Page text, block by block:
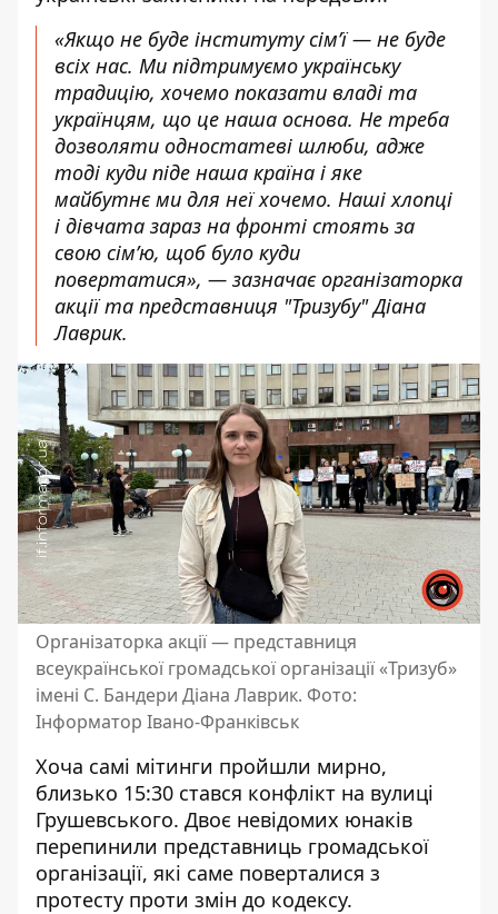
«Якщо не буде інституту сім’ї — не буде
всіх нас. Ми підтримуємо українську
традицію, хочемо показати владі та
українцям, що це наша основа. Не треба
дозволяти одностатеві шлюби, адже
тоді куди піде наша країна і яке
майбутнє ми для неї хочемо. Наші хлопці
і дівчата зараз на фронті стоять за
свою сім’ю, щоб було куди
повертатися», — зазначає організаторка
акції та представниця "Тризубу" Діана
Лаврик.
Організаторка акції — представниця
всеукраїнської громадської організації «Тризуб»
імені С. Бандери Діана Лаврик. Фото:
Інформатор Івано-Франківськ
Хоча самі мітинги пройшли мирно,
близько 15:30 стався конфлікт на вулиці
Грушевського. Двоє невідомих юнаків
перепинили представниць громадської
організації, які саме поверталися з
протесту проти змін до кодексу.